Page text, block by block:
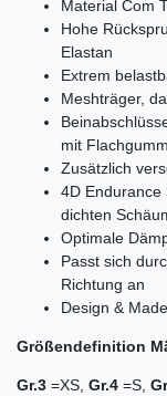
Material Com
Hohe
Elastan
Extrem
Meshträger,
mit
Zusätzlich
4D Endurance
dichten
Optimale
Passt sich
Richtung an
Design &
Größendefinition
Gr.3 =XS, Gr.4 =S,